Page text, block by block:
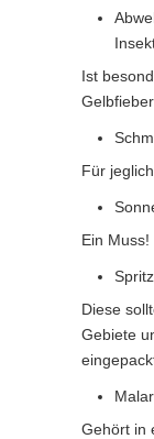
Ist
Für
Ein Muss!
Diese
Gebiete
Gehört in